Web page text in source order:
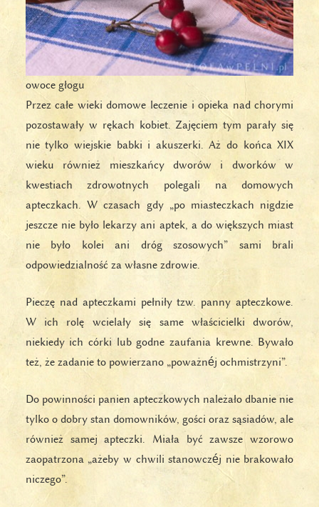
owoce głogu
Przez całe wieki domowe leczenie i opieka nad chorymi
pozostawały w rękach kobiet. Zajęciem tym parały się
nie tylko wiejskie babki i akuszerki. Aż do końca XIX
wieku również mieszkańcy dworów i dworków w
kwestiach zdrowotnych polegali na domowych
apteczkach. W czasach gdy „po miasteczkach nigdzie
jeszcze nie było lekarzy ani aptek, a do większych miast
nie było kolei ani dróg szosowych” sami brali
odpowiedzialność za własne zdrowie.
Pieczę nad apteczkami pełniły tzw. panny apteczkowe.
W ich rolę wcielały się same właścicielki dworów,
niekiedy ich córki lub godne zaufania krewne. Bywało
też, że zadanie to powierzano „poważnéj ochmistrzyni”.
Do powinności panien apteczkowych należało dbanie nie
tylko o dobry stan domowników, gości oraz sąsiadów, ale
również samej apteczki. Miała być zawsze wzorowo
zaopatrzona „ażeby w chwili stanowczéj nie brakowało
niczego”.